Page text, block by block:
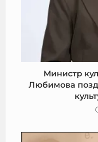
Министр
Любимова